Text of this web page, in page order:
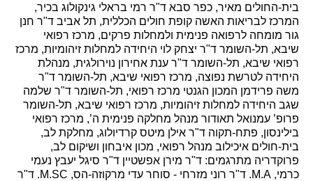
בית-החולים מאיר, כפר סבא ד"ר רמי בראלי גינקולוג בכיר,
המרכז לבריאות האשה קופת חולים הכללית, תל אביב ד"ר חנן
גור מומחה לרפואה פנימית ולמחלות פרקים, מרכז רפואי
שיבא, תל-השומר ד"ר יצחק לוי היחידה למחלות זיהומיות, מרכז
רפואי שיבא, תל-השומר ד"ר ענת אחירון נוירולגית, מנהלת
היחידה לטרשת נפוצה, מרכז רפואי שיבא, תל-השומר ד"ר
משה פרידמן המכון הגנטי מרכז רפואי, תל-השומר ד"ר שלמה
שגב היחידה למחלות זיהומיות, מרכז רפואי שיבא, תל-השומר
פרופ’ עמנואל תאודור מנהל מחלקה פנימית ה’, מרכז רפואי
בילינסון, פתח-תקוה ד"ר אילן מיטס קרדיולוג, מחלקת לב,
בית-חולים איכילוב מנהל רפואי, מכון איבחון ושיקום לב,
פרוקדריה מתרגמים: ד"ר מירן אפשטיין ד"ר סיגל יעבץ נעמי
כרמי, M.A. ד"ר רוני מזרחי - סוחר עדי מרקוזה-הס, M.SC. ד"ר